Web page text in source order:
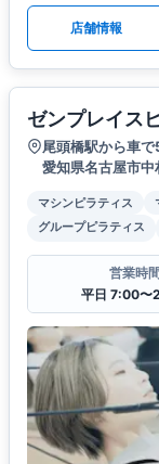
店舗情報
ゼンプレイス
尾頭橋駅から車で
愛知県名古屋市
マシンピラティス
グループピラティス
営業時間
平日 7:00〜